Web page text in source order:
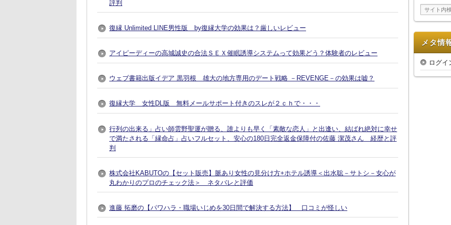
評判
復縁 Unlimited LINE男性版 by復縁大学の効果は？厳しいレビュー
アイピーディーの高城誠史の合法ＳＥＸ催眠誘導システムって効果どう？体験者のレビュー
ウェブ書籍出版イデア 黒羽根 雄大の地方専用のデート戦略 －REVENGE－の効果は嘘？
復縁大学 女性DL版 無料メールサポート付きのスレが２ｃｈで・・・
行列の出来る」占い師雲野聖運が贈る、誰よりも早く「素敵な恋人」と出逢い、結ばれ絶対に幸せ
で満たされる「縁命占」占いフルセット、安心の180日完全返金保障付の佐藤 潔茂さん 経歴と評
判
株式会社KABUTOの【セット販売】脈あり女性の見分け方+ホテル誘導＜出水聡－サトシ－女心が
丸わかりのプロのチェック法＞ ネタバレと評価
進藤 拓磨の【パワハラ・職場いじめを30日間で解決する方法】 口コミが怪しい
イ
ブ
メタ情
ログイ